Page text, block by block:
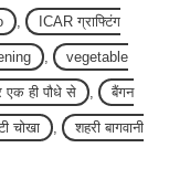
ICAR ग्राफ्टिंग
vegetable
एक ही पौधे से बैंगन
चोखा शहरी बागवानी